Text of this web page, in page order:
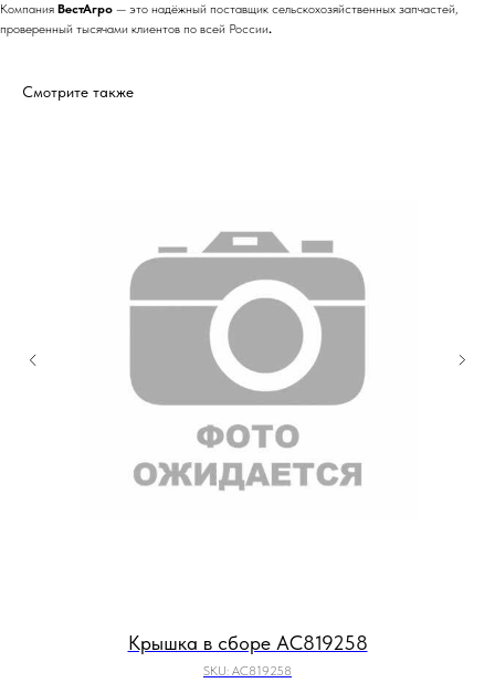
Компания ВестАгро — это надёжный поставщик сельскохозяйственных запчастей,
проверенный тысячами клиентов по всей России.
Смотрите также
Крышка в сборе AC819258
SKU: AC819258